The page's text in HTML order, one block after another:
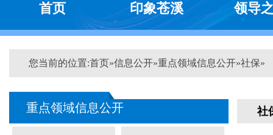
首页 印象苍溪 领导
您当前的位置:首页»信息公开»重点领域信息公开»社保»
重点领域信息公开 社